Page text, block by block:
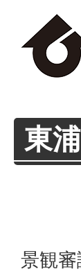
東
景観